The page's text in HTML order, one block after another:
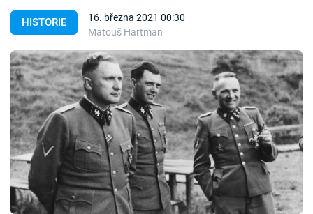
Témata
Témata
Pořady
TV Program
Časopis
Sledujte prima+
HISTORIE
16. března 2021 00:30
Matouš Hartman